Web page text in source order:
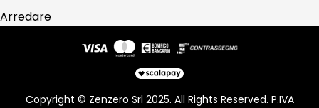
Arredare
Copyright © Zenzero Srl 2025. All Rights Reserved. P.IVA